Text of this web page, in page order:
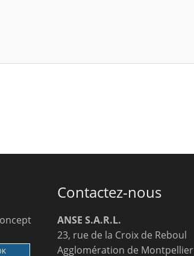
Contactez-nous
ANSE S.A.R.L.
23, rue de la Croix de Reboul
Agglomération de Montpellier